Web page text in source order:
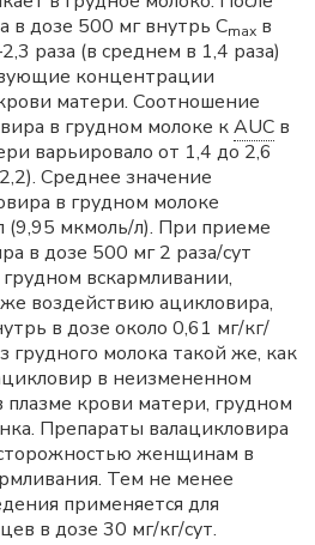
в дозе 500 мг внутрь Сmах в
раза (в среднем в 1,4 раза)
концентрации
матери. Соотношение
в грудном молоке кAUC в
варьировало от 1,4 до 2,6
Среднее значение
в грудном молоке
(9,95 мкмоль/л). При приеме
в дозе 500 мг 2 раза/сут
вскармливании,
воздействию ацикловира,
в дозе около 0,61 мг/кг/
грудного молока такой же, как
в неизмененном
плазме крови матери, грудном
Препараты валацикловира
женщинам в
Тем не менее
применяется для
в дозе 30 мг/кг/сут.